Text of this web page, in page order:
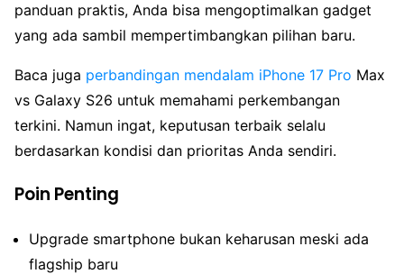
panduan praktis, Anda bisa mengoptimalkan gadget
yang ada sambil mempertimbangkan pilihan baru.
Baca juga perbandingan mendalam iPhone 17 Pro Max
vs Galaxy S26 untuk memahami perkembangan
terkini. Namun ingat, keputusan terbaik selalu
berdasarkan kondisi dan prioritas Anda sendiri.
Poin Penting
Upgrade smartphone bukan keharusan meski ada
flagship baru